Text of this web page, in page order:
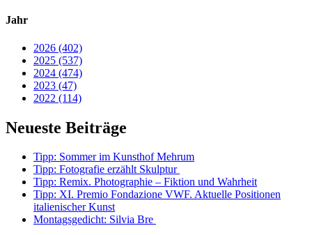
Jahr
2026 (402)
2025 (537)
2024 (474)
2023 (47)
2022 (114)
Neueste Beiträge
Tipp: Sommer im Kunsthof Mehrum
Tipp: Fotografie erzählt Skulptur
Tipp: Remix. Photographie – Fiktion und Wahrheit
Tipp: XI. Premio Fondazione VWF. Aktuelle Positionen
italienischer Kunst
Montagsgedicht: Silvia Bre